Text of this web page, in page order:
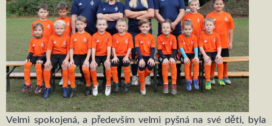
Velmi spokojená, a především velmi pyšná na své děti, byla